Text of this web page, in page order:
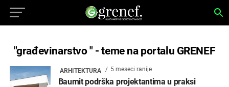
"građevinarstvo " - teme na portalu GRENEF
ARHITEKTURA 5 meseci ranije
Baumit podrška projektantima u praksi